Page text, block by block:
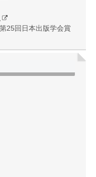
25回日本出版学会賞